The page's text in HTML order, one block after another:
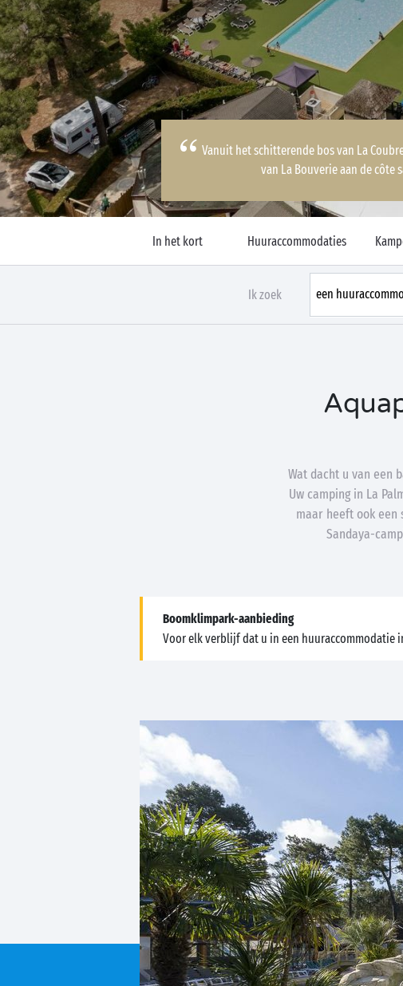
Vanuit het schitterende bos van La
van La Bouverie aan de côte
In het kort Huuraccommodaties
Ik zoek
Wat dacht u van een
Uw camping in La
maar heeft ook een
Sandaya-
Boomklimpark-aanbieding
Voor elk verblijf dat u in een huuraccommodatie